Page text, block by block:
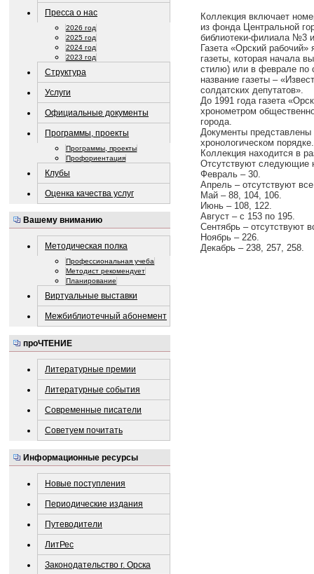
Пресса о нас
2026 год
2025 год
2024 год
2023 год
Структура
Услуги
Официальные документы
Программы, проекты
Программы, проекты
Профориентация
Клубы
Оценка качества услуг
Вашему вниманию
Методическая полка
Профессиональная учеба
Методист рекомендует
Планирование
Виртуальные выставки
Межбиблиотечный абонемент
проЧТЕНИЕ
Литературные премии
Литературные события
Современные писатели
Советуем почитать
Информационные ресурсы
Новые поступления
Периодические издания
Путеводители
ЛитРес
Законодательство г. Орска
Коллекция включает
из фонда Центральной
библиотеки-филиала №3
Газета «Орский рабочий»
газеты, которая начала
стилю) или в феврале по
название газеты –
солдатских депутатов».
До 1991 года газета
хронометром
города.
Документы
хронологическом порядке.
Коллекция находится в
Отсутствуют следующие
Февраль – 30.
Апрель – отсутствуют
Май – 88, 104, 106.
Июнь – 108, 122.
Август – с 153 по 195.
Сентябрь – отсутствуют
Ноябрь – 226.
Декабрь – 238, 257, 258.